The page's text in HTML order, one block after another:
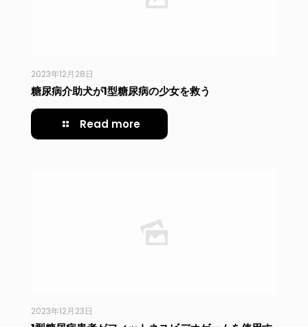
2023年12月28日
糖尿病介助犬が1型糖尿病の少女を救う
Read more
2023年12月23日